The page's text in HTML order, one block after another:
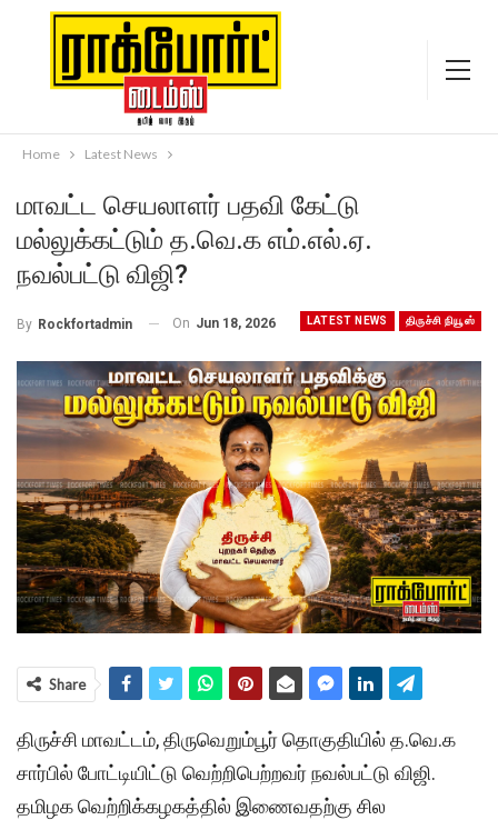
Home Latest News
மாவட்ட செயலாளர் பதவி கேட்டு
மல்லுக்கட்டும் த.வெ.க எம்.எல்.ஏ.
நவல்பட்டு விஜி?
LATEST NEWS திருச்சி நியூஸ்
By Rockfortadmin On Jun 18, 2026
Share
திருச்சி மாவட்டம், திருவெறும்பூர் தொகுதியில் த.வெ.க
சார்பில் போட்டியிட்டு வெற்றிபெற்றவர் நவல்பட்டு விஜி.
தமிழக வெற்றிக்கழகத்தில் இணைவதற்கு சில